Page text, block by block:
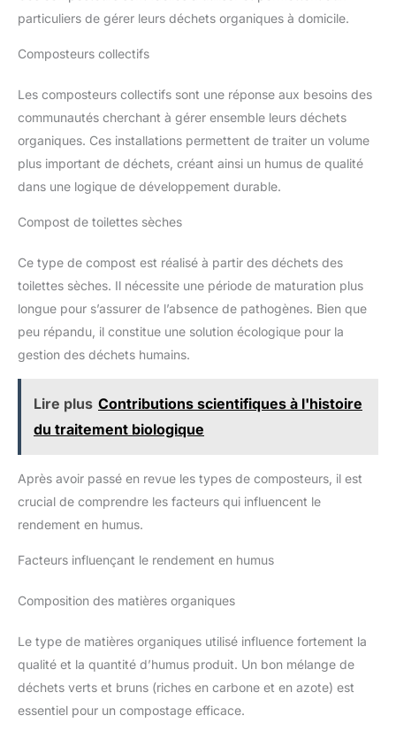
particuliers de gérer leurs déchets organiques à domicile.
Composteurs collectifs
Les composteurs collectifs sont une réponse aux besoins des
communautés cherchant à gérer ensemble leurs déchets
organiques. Ces installations permettent de traiter un volume
plus important de déchets, créant ainsi un humus de qualité
dans une logique de développement durable.
Compost de toilettes sèches
Ce type de compost est réalisé à partir des déchets des
toilettes sèches. Il nécessite une période de maturation plus
longue pour s’assurer de l’absence de pathogènes. Bien que
peu répandu, il constitue une solution écologique pour la
gestion des déchets humains.
Lire plus Contributions scientifiques à l'histoire
du traitement biologique
Après avoir passé en revue les types de composteurs, il est
crucial de comprendre les facteurs qui influencent le
rendement en humus.
Facteurs influençant le rendement en humus
Composition des matières organiques
Le type de matières organiques utilisé influence fortement la
qualité et la quantité d’humus produit. Un bon mélange de
déchets verts et bruns (riches en carbone et en azote) est
essentiel pour un compostage efficace.